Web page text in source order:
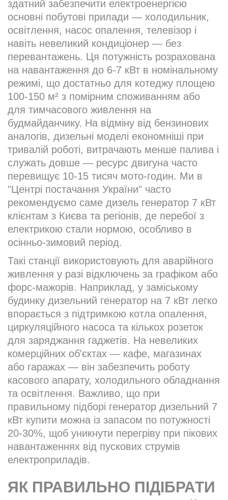
здатний забезпечити електроенергією
основні побутові прилади — холодильник,
освітлення, насос опалення, телевізор і
навіть невеликий кондиціонер — без
перевантажень. Ця потужність розрахована
на навантаження до 6-7 кВт в номінальному
режимі, що достатньо для котеджу площею
100-150 м² з помірним споживанням або
для тимчасового живлення на
будмайданчику. На відміну від бензинових
аналогів, дизельні моделі економніші при
тривалій роботі, витрачають менше палива і
служать довше — ресурс двигуна часто
перевищує 10-15 тисяч мото-годин. Ми в
"Центрі постачання України" часто
рекомендуємо саме дизель генератор 7 кВт
клієнтам з Києва та регіонів, де перебої з
електрикою стали нормою, особливо в
осінньо-зимовий період.
Такі станції використовують для аварійного
живлення у разі відключень за графіком або
форс-мажорів. Наприклад, у заміському
будинку дизельний генератор на 7 кВт легко
впорається з підтримкою котла опалення,
циркуляційного насоса та кількох розеток
для заряджання гаджетів. На невеликих
комерційних об'єктах — кафе, магазинах
або гаражах — він забезпечить роботу
касового апарату, холодильного обладнання
та освітлення. Важливо, що при
правильному підборі генератор дизельний 7
кВт купити можна із запасом по потужності
20-30%, щоб уникнути перегріву при пікових
навантаженнях від пускових струмів
електроприладів.
ЯК ПРАВИЛЬНО ПІДІБРАТИ